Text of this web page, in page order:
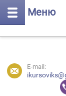
Меню
E-mail: